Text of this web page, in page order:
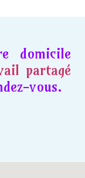
domicile
partagé
vous.